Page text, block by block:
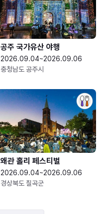
공주 국가유산 야행
2026.09.04~2026.09.06
충청남도 공주시
왜관 홀리 페스티벌
2026.09.04~2026.09.06
경상북도 칠곡군